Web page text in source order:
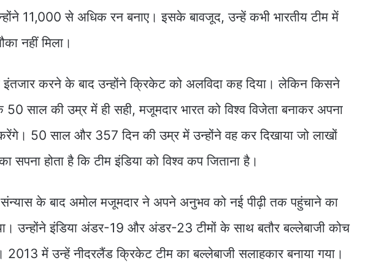
11,000 से अधिक रन बनाए। इसके बावजूद, उन्हें कभी भारतीय टीम में
नहीं मिला।
करने के बाद उन्होंने क्रिकेट को अलविदा कह दिया। लेकिन किसने
50 साल की उम्र में ही सही, मजूमदार भारत को विश्व विजेता बनाकर अपना
50 साल और 357 दिन की उम्र में उन्होंने वह कर दिखाया जो लाखों
सपना होता है कि टीम इंडिया को विश्व कप जिताना है।
के बाद अमोल मजूमदार ने अपने अनुभव को नई पीढ़ी तक पहुंचाने का
उन्होंने इंडिया अंडर-19 और अंडर-23 टीमों के साथ बतौर बल्लेबाजी कोच
2013 में उन्हें नीदरलैंड क्रिकेट टीम का बल्लेबाजी सलाहकार बनाया गया।